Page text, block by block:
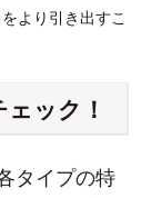
より引き出すこ
ック！
タイプの特